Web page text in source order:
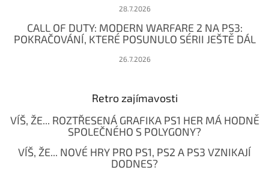
28.7.2026
CALL OF DUTY: MODERN WARFARE 2 NA PS3:
POKRAČOVÁNÍ, KTERÉ POSUNULO SÉRII JEŠTĚ DÁL
26.7.2026
Retro zajímavosti
VÍŠ, ŽE... ROZTŘESENÁ GRAFIKA PS1 HER MÁ HODNĚ
SPOLEČNÉHO S POLYGONY?
VÍŠ, ŽE... NOVÉ HRY PRO PS1, PS2 A PS3 VZNIKAJÍ
DODNES?